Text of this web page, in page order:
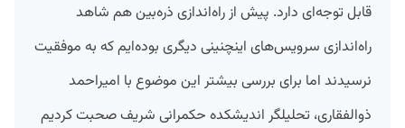
قابل توجه‌ای دارد. پیش از راه‌اندازی ذره‌بین هم شاهد
راه‌اندازی سرویس‌های اینچنینی دیگری بوده‌ایم که به موفقیت
نرسیدند اما برای بررسی بیشتر این موضوع با امیراحمد
ذوالفقاری، تحلیلگر اندیشکده حکمرانی شریف صحبت کردیم